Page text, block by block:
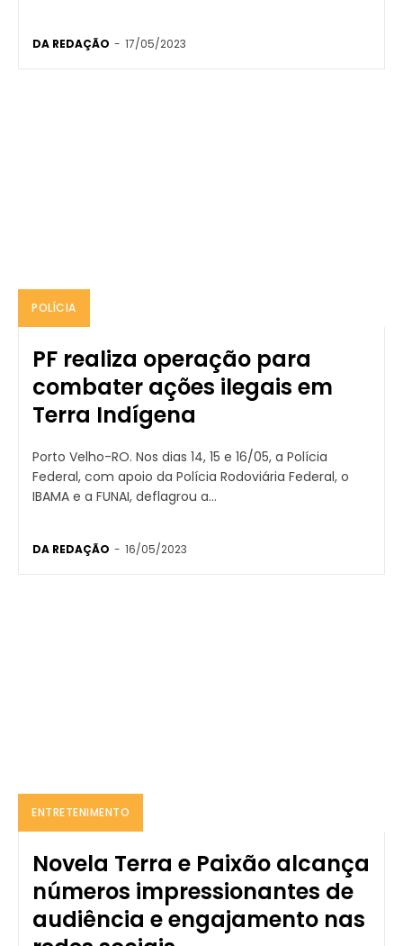
DA REDAÇÃO - 17/05/2023
POLÍCIA
PF realiza operação para
combater ações ilegais em
Terra Indígena
Porto Velho-RO. Nos dias 14, 15 e 16/05, a Polícia
Federal, com apoio da Polícia Rodoviária Federal, o
IBAMA e a FUNAI, deflagrou a...
DA REDAÇÃO - 16/05/2023
ENTRETENIMENTO
Novela Terra e Paixão alcança
números impressionantes de
audiência e engajamento nas